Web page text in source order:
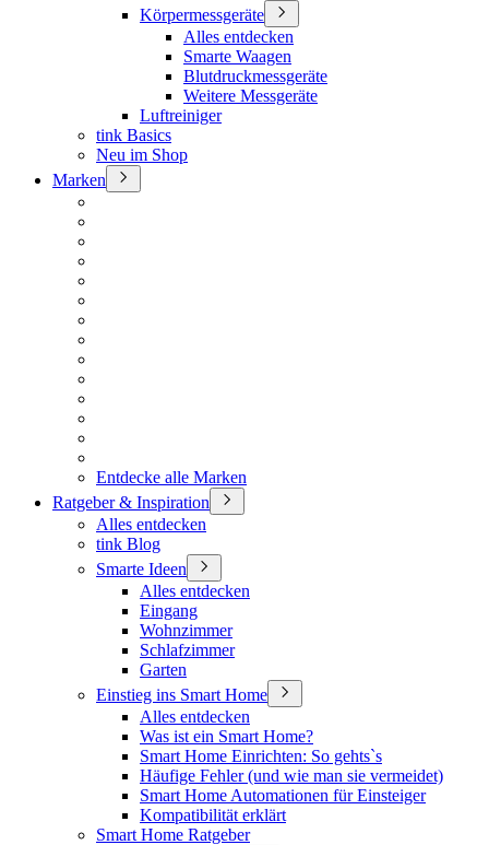
Körpermessgeräte
Alles entdecken
Smarte Waagen
Blutdruckmessgeräte
Weitere Messgeräte
Luftreiniger
tink Basics
Neu im Shop
Marken
Entdecke alle Marken
Ratgeber & Inspiration
Alles entdecken
tink Blog
Smarte Ideen
Alles entdecken
Eingang
Wohnzimmer
Schlafzimmer
Garten
Einstieg ins Smart Home
Alles entdecken
Was ist ein Smart Home?
Smart Home Einrichten: So gehts`s
Häufige Fehler (und wie man sie vermeidet)
Smart Home Automationen für Einsteiger
Kompatibilität erklärt
Smart Home Ratgeber